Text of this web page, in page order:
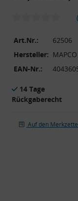
Art.Nr.:
62506
Hersteller: MAPCO
EAN-Nr.:
14 Tage
Rückgaberecht
Auf den